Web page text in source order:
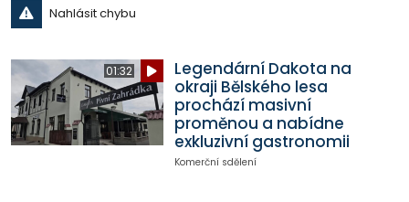
Nahlásit chybu
01:32
Legendární Dakota na
okraji Bělského lesa
prochází masivní
proměnou a nabídne
exkluzivní gastronomii
Komerční sdělení